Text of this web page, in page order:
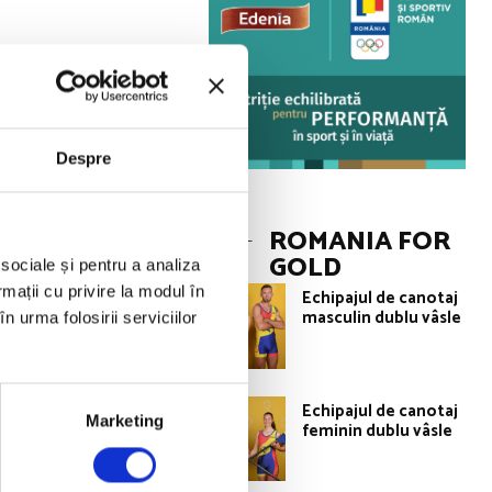
Despre
și pentru a analiza
cu privire la modul în
urma folosirii serviciilor
Marketing
de a XXXII-a
doua oara
performante
(8+),
Marius
de la
18 ani.
ROMANIA FOR
GOLD
Echipajul de canotaj
masculin dublu vâsle
Echipajul de canotaj
feminin dublu vâsle